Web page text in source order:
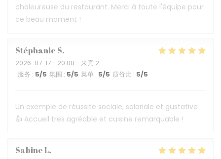
chaleureuse du restaurant. Merci à toute l'équipe pour
ce beau moment !
Stéphanie S
2026-07-17 - 20:00 - 来宾 2
服务 : 5/5 氛围 : 5/5 菜单 : 5/5 质价比 : 5/5
Un exemple de réussite sociale, salariale et gustative
👍 Accueil tres agréable et cuisine remarquable !
SabineL